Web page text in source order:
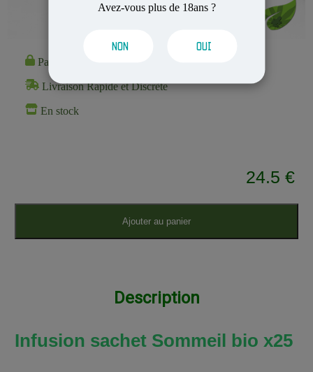
Avez-vous plus de 18ans ?
NON OUI
Paiement 100% Sécurisé
Livraison Rapide et Discrète
En stock
24.5 €
Ajouter au panier
Description
Infusion sachet Sommeil bio x25